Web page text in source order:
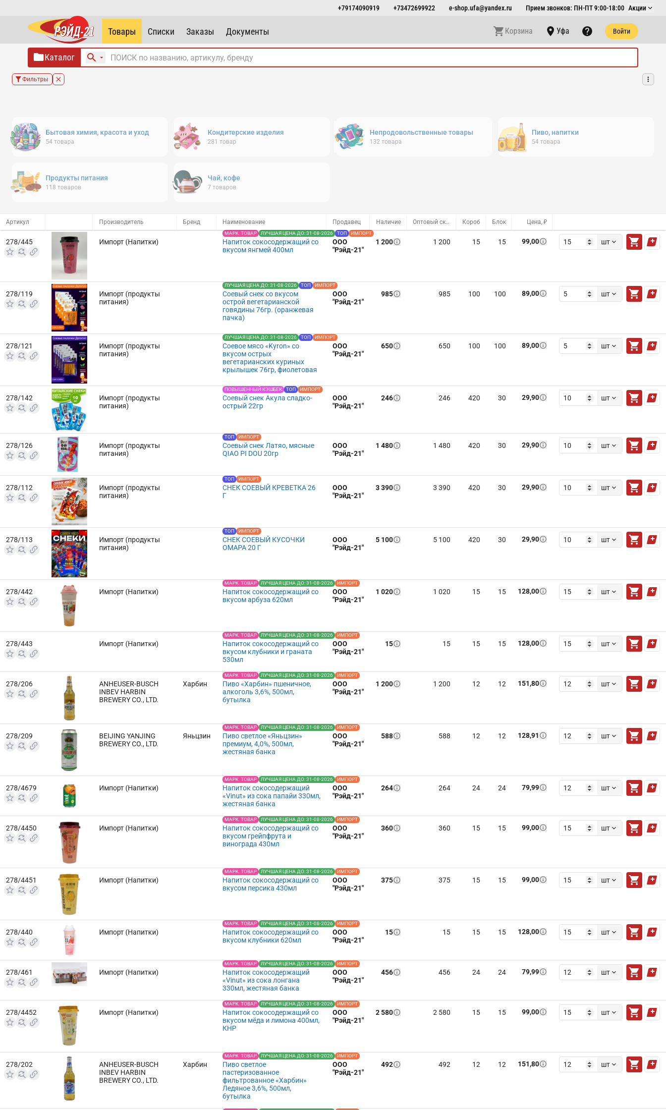
+79174090919 +73472699922 e-shop.ufa@yandex.ru Прием звонков: ПН-ПТ 9:00-18:00 Акции
Товары Списки Заказы Документы Корзина Уфа Войти
Каталог
Фильтры
Бытовая химия, красота и уход
54 товара
Кондитерские изделия
281 товар
Непродовольственные товары
132 товара
Пиво, напитки
54 товара
Продукты питания
118 товаров
Чай, кофе
7 товаров
Артикул Производитель Бренд Наименование Продавец Наличие Оптовый склад Короб Блок Цена, ₽
278/445 Импорт (Напитки)
МАРК. ТОВАР ЛУЧШАЯ ЦЕНА ДО: 31-08-2026 ТОП ИМПОРТ
Напиток сокосодержащий со
вкусом янгмей 400мл
ООО
"Рэйд-21"
1 200 1 200 15 15 99,00 шт
278/119
Импорт (продукты
питания)
ЛУЧШАЯ ЦЕНА ДО: 31-08-2026 ТОП ИМПОРТ
Соевый снек со вкусом
острой вегетарианской
говядины 76гр. (оранжевая
пачка)
ООО
"Рэйд-21"
985 985 100 100 89,00 шт
278/121
Импорт (продукты
питания)
ЛУЧШАЯ ЦЕНА ДО: 31-08-2026 ТОП ИМПОРТ
Соевое мясо «Kyron» со
вкусом острых
вегетарианских куриных
крылышек 76гр, фиолетовая
ООО
"Рэйд-21"
650 650 100 100 89,00 шт
278/142
Импорт (продукты
питания)
ПОВЫШЕННЫЙ КЭШБЕК ТОП ИМПОРТ
Соевый снек Акула сладко-
острый 22гр
ООО
"Рэйд-21"
246 246 420 30 29,90 шт
278/126
Импорт (продукты
питания)
ТОП ИМПОРТ
Соевый снек Латяо, мясные
QIAO PI DOU 20гр
ООО
"Рэйд-21"
1 480 1 480 420 30 29,90 шт
278/112
Импорт (продукты
питания)
ТОП ИМПОРТ
СНЕК СОЕВЫЙ КРЕВЕТКА 26
Г
ООО
"Рэйд-21"
3 390 3 390 420 30 29,90 шт
278/113
Импорт (продукты
питания)
ТОП ИМПОРТ
СНЕК СОЕВЫЙ КУСОЧКИ
ОМАРА 20 Г
ООО
"Рэйд-21"
5 100 5 100 420 30 29,90 шт
278/442 Импорт (Напитки)
МАРК. ТОВАР ЛУЧШАЯ ЦЕНА ДО: 31-08-2026 ИМПОРТ
Напиток сокосодержащий со
вкусом арбуза 620мл
ООО
"Рэйд-21"
1 020 1 020 15 15 128,00 шт
278/443 Импорт (Напитки)
МАРК. ТОВАР ЛУЧШАЯ ЦЕНА ДО: 31-08-2026 ИМПОРТ
Напиток сокосодержащий со
вкусом клубники и граната
530мл
ООО
"Рэйд-21"
15 15 15 15 128,00 шт
278/206
ANHEUSER-BUSCH
INBEV HARBIN
BREWERY CO., LTD.
Харбин
МАРК. ТОВАР ЛУЧШАЯ ЦЕНА ДО: 31-08-2026 ИМПОРТ
Пиво «Харбин» пшеничное,
алкоголь 3,6%, 500мл,
бутылка
ООО
"Рэйд-21"
1 200 1 200 12 12 151,80 шт
278/209
BEIJING YANJING
BREWERY CO., LTD.
Яньцзин
МАРК. ТОВАР ЛУЧШАЯ ЦЕНА ДО: 31-08-2026 ИМПОРТ
Пиво светлое «Яньцзин»
премиум, 4,0%, 500мл,
жестяная банка
ООО
"Рэйд-21"
588 588 12 12 128,91 шт
278/4679 Импорт (Напитки)
МАРК. ТОВАР ЛУЧШАЯ ЦЕНА ДО: 31-08-2026 ИМПОРТ
Напиток сокосодержащий
«Vinut» из сока папайи 330мл,
жестяная банка
ООО
"Рэйд-21"
264 264 24 24 79,99 шт
278/4450 Импорт (Напитки)
МАРК. ТОВАР ЛУЧШАЯ ЦЕНА ДО: 31-08-2026 ИМПОРТ
Напиток сокосодержащий со
вкусом грейпфрута и
винограда 430мл
ООО
"Рэйд-21"
360 360 15 15 99,00 шт
278/4451 Импорт (Напитки)
МАРК. ТОВАР ЛУЧШАЯ ЦЕНА ДО: 31-08-2026 ИМПОРТ
Напиток сокосодержащий со
вкусом персика 430мл
ООО
"Рэйд-21"
375 375 15 15 99,00 шт
278/440 Импорт (Напитки)
МАРК. ТОВАР ЛУЧШАЯ ЦЕНА ДО: 31-08-2026 ИМПОРТ
Напиток сокосодержащий со
вкусом клубники 620мл
ООО
"Рэйд-21"
15 15 15 15 128,00 шт
278/461 Импорт (Напитки)
МАРК. ТОВАР ЛУЧШАЯ ЦЕНА ДО: 31-08-2026 ИМПОРТ
Напиток сокосодержащий
«Vinut» из сока лонгана
330мл, жестяная банка
ООО
"Рэйд-21"
456 456 24 24 79,99 шт
278/4452 Импорт (Напитки)
МАРК. ТОВАР ЛУЧШАЯ ЦЕНА ДО: 31-08-2026 ИМПОРТ
Напиток сокосодержащий со
вкусом мёда и лимона 400мл,
КНР
ООО
"Рэйд-21"
2 580 2 580 15 15 99,00 шт
278/202
ANHEUSER-BUSCH
INBEV HARBIN
BREWERY CO., LTD.
Харбин
МАРК. ТОВАР ЛУЧШАЯ ЦЕНА ДО: 31-08-2026 ИМПОРТ
Пиво светлое
пастеризованное
фильтрованное «Харбин»
Ледяное 3,6%, 500мл,
бутылка
ООО
"Рэйд-21"
492 492 12 12 151,80 шт